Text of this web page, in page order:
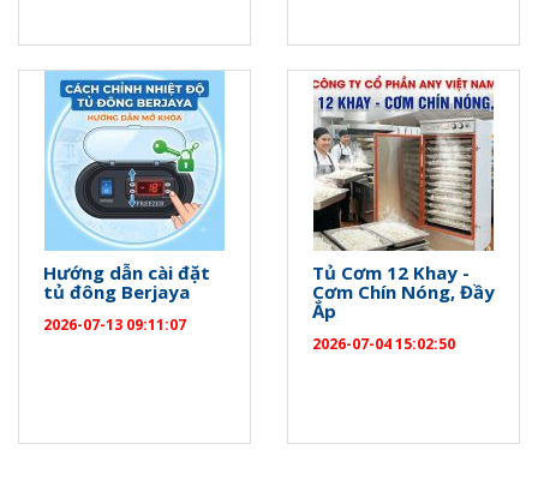
Hướng dẫn cài đặt
tủ đông Berjaya
2026-07-13 09:11:07
Tủ Cơm 12 Khay -
Cơm Chín Nóng, Đầy
Ắp
2026-07-04 15:02:50